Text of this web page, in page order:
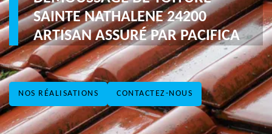
NOS RÉALISATIONS CONTACTEZ-NOUS
SAINTE NATHALENE 24200
ARTISAN ASSURÉ PAR PACIFICA